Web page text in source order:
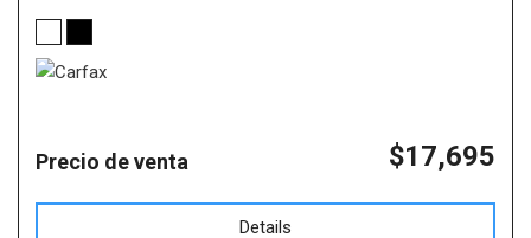
Precio de venta $17,695
Details